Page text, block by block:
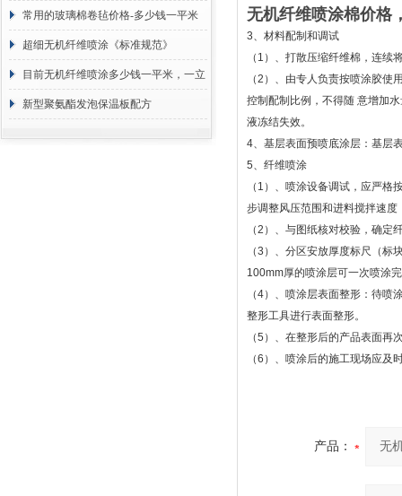
常用的玻璃棉卷毡价格-多少钱一平米
超细无机纤维喷涂《标准规范》
目前无机纤维喷涂多少钱一平米，一立
方 价格计算
新型聚氨酯发泡保温板配方
无机纤维喷涂棉价格
3、材料配制和调试
（ 1 ）、打散压缩纤维棉，连续
（2 ）、由专人负责按喷涂胶使
控制配制比例，不得随 意增加
液冻结失效。
4、基层表面预喷底涂层：基层
5、纤维喷涂
（ 1 ）、喷涂设备调试，应严格
步调整风压范围和进料搅拌速
（2 ）、与图纸核对校验，确定
（3 ）、分区安放厚度标尺（标
100mm厚的喷涂层可一次喷涂
（4）、喷涂层表面整形：待喷
整形工具进行表面整形。
（5 ）、在整形后的产品表面再
（6 ）、喷涂后的施工现场应及
产品：